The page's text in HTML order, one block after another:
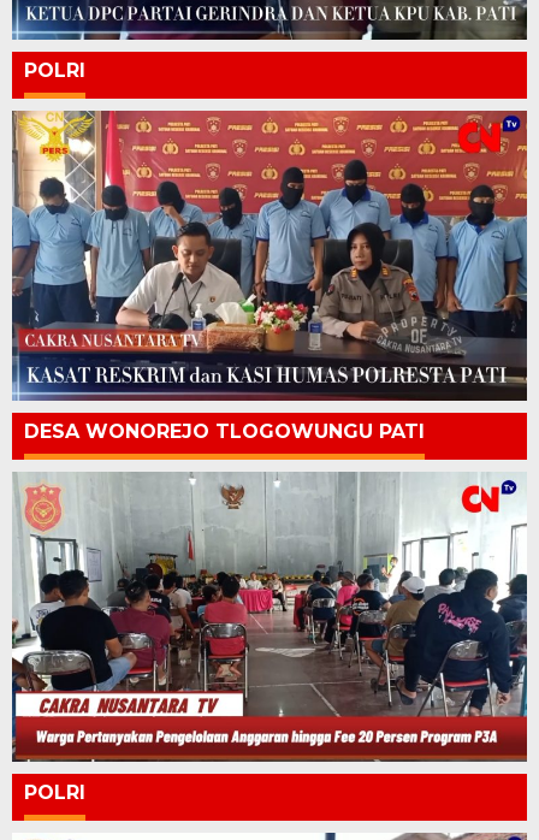
POLRI
DESA WONOREJO TLOGOWUNGU PATI
POLRI